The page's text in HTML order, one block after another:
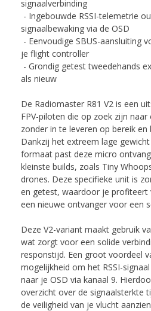
signaalverbinding
- Ingebouwde RSSI-telemetrie
signaalbewaking via de OSD
- Eenvoudige SBUS-aansluiting
je flight controller
- Grondig getest tweedehands
als nieuw
De Radiomaster R81 V2 is een
FPV-piloten die op zoek zijn
zonder in te leveren op bereik en
Dankzij het extreem lage
formaat past deze micro
kleinste builds, zoals Tiny
drones. Deze specifieke unit is
en getest, waardoor je profiteert
een nieuwe ontvanger voor een
Deze V2-variant maakt gebruik
wat zorgt voor een solide
responstijd. Een groot voordeel
mogelijkheid om het RSSI-
naar je OSD via kanaal 9.
overzicht over de signaalsterkte
de veiligheid van je vlucht